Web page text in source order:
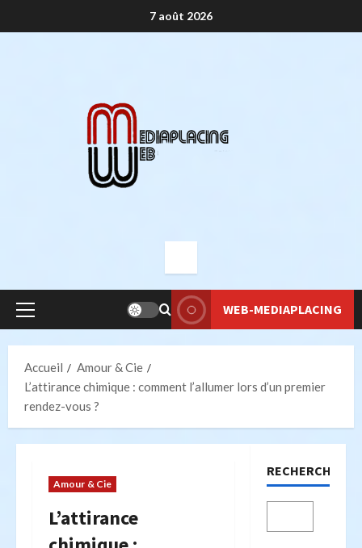
au
7 août 2026
Menu
WEB-MEDIAPLACING
Accueil
Amour & Cie
L’attirance chimique : comment l’allumer lors d’un premier
rendez-vous ?
Amour & Cie
L’attirance
RECHERCHER